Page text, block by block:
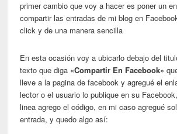
primer cambio que voy a hacer es poner un
compartir las entradas de mi blog en
click y de una manera sencilla
En esta ocasión voy a ubicarlo debajo del
texto que diga «Compartir En Facebook»
lleve a la pagina de facebook y agregué el
lector o el usuario lo publique en su
linea agrego el código, en mi caso agregué
entrada, y quedo algo así: